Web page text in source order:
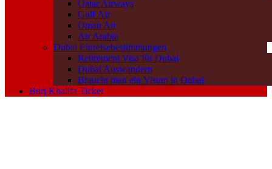
Qatar Airways
Gulf Air
Oman Air
Air Arabia
Dubai Einreisebestimmungen
Retirement Visa für Dubai
Dubai Auswandern
Braucht man ein Visum in Dubai
Burj Khalifa Ticket